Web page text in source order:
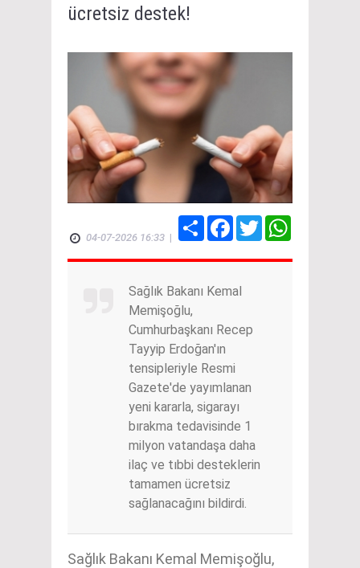
ücretsiz destek!
04-07-2026 16:33 |
Share FacebookTwitter
Sağlık Bakanı Kemal
Memişoğlu,
Cumhurbaşkanı Recep
Tayyip Erdoğan'ın
tensipleriyle Resmi
Gazete'de yayımlanan
yeni kararla, sigarayı
bırakma tedavisinde 1
milyon vatandaşa daha
ilaç ve tıbbi desteklerin
tamamen ücretsiz
sağlanacağını bildirdi.
Sağlık Bakanı Kemal Memişoğlu,